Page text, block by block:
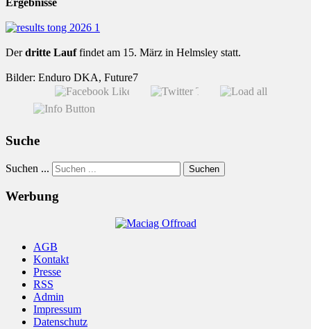
Ergebnisse
Derdritte Lauffindet am 15. März in Helmsley statt.
Bilder: Enduro DKA, Future7
Suche
Suchen ... Suchen
Werbung
AGB
Kontakt
Presse
RSS
Admin
Impressum
Datenschutz